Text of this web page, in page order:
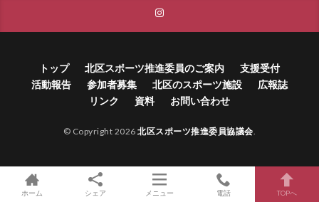
トップ 北区スポーツ推進委員のご案内
支援受付
活動報告
参加者募集 北区のスポーツ施設
広報誌
リンク
資料 お問い合わせ
© Copyright 2026北区スポーツ推進委員協議会
ホーム シェア メニュー 電話 TOPへ